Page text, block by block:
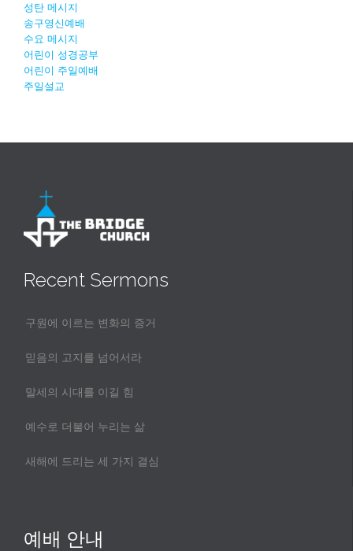
성탄 메시지
송구영신예배
수요 메시지
어린이 성경공부
어린이 주일예배
주일설교
Recent Sermons
구원에 이르는 변화의 증거
믿음의 고지를 넘어서라
말세의 시대를 이길 힘
예수로 더불어 누리는 삶
새해에 드리는 세 가지 결심
예배 안내